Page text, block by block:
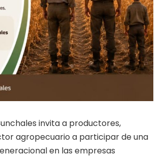
invita a productores,
agropecuario a participar de una
en las empresas